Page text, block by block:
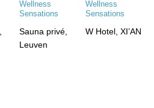
Sauna privé,
Leuven
W Hotel, XI’AN